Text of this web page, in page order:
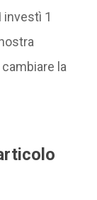
investì 1
la